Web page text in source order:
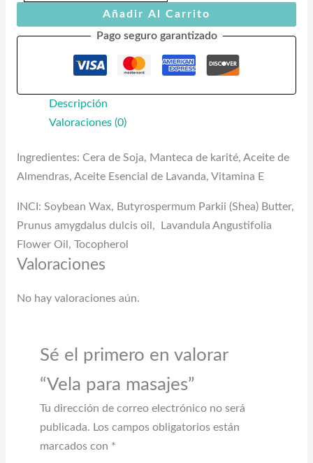
Añadir Al Carrito
Pago seguro garantizado
Descripción
Valoraciones (0)
Ingredientes: Cera de Soja, Manteca de karité, Aceite de
Almendras, Aceite Esencial de Lavanda, Vitamina E
INCI: Soybean Wax, Butyrospermum Parkii (Shea) Butter,
Prunus amygdalus dulcis oil, Lavandula Angustifolia
Flower Oil, Tocopherol
Valoraciones
No hay valoraciones aún.
Sé el primero en valorar
“Vela para masajes”
Tu dirección de correo electrónico no será
publicada. Los campos obligatorios están
marcados con *